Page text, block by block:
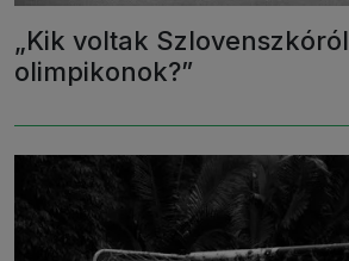
„Kik voltak Szlovenszkóról
olimpikonok?”